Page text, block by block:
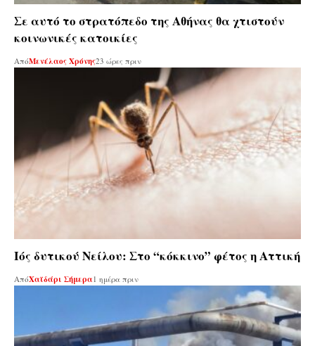
Σε αυτό το στρατόπεδο της Αθήνας θα χτιστούν
κοινωνικές κατοικίες
ΑπόΜενέλαος Χρόνης23 ώρες πριν
Ιός δυτικού Νείλου: Στο “κόκκινο” φέτος η Αττική
ΑπόΧαϊδάρι Σήμερα1 ημέρα πριν